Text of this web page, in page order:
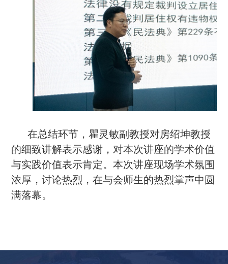
在总结环节，瞿灵敏副教授对房绍坤教授
的细致讲解表示感谢，对本次讲座的学术价值
与实践价值表示肯定。本次讲座现场学术氛围
浓厚，讨论热烈，在与会师生的热烈掌声中圆
满落幕。